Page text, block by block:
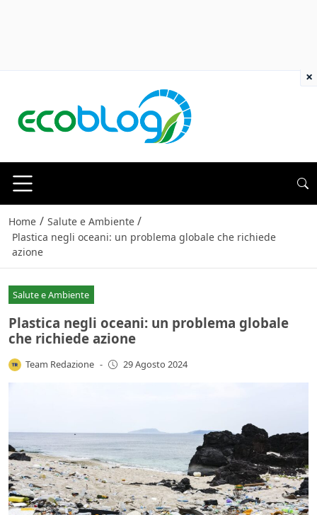
Home / Salute e Ambiente /
Plastica negli oceani: un problema globale che richiede
azione
Salute e Ambiente
Plastica negli oceani: un problema globale
che richiede azione
Team Redazione - 29 Agosto 2024
×